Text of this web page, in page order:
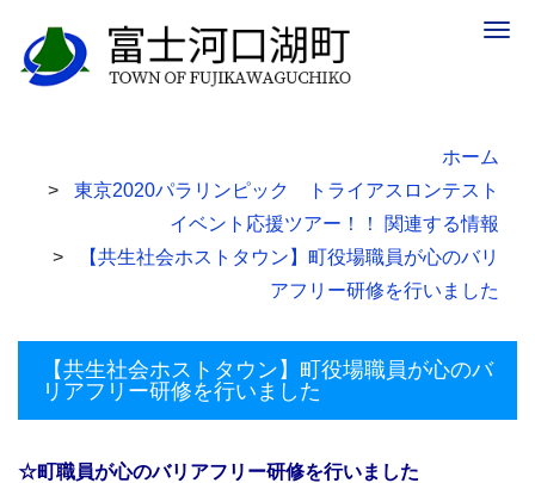
ホーム
東京2020パラリンピック トライアスロンテスト
イベント応援ツアー！！ 関連する情報
【共生社会ホストタウン】町役場職員が心のバリ
アフリー研修を行いました
【共生社会ホストタウン】町役場職員が心のバ
リアフリー研修を行いました
☆町職員が心のバリアフリー研修を行いました